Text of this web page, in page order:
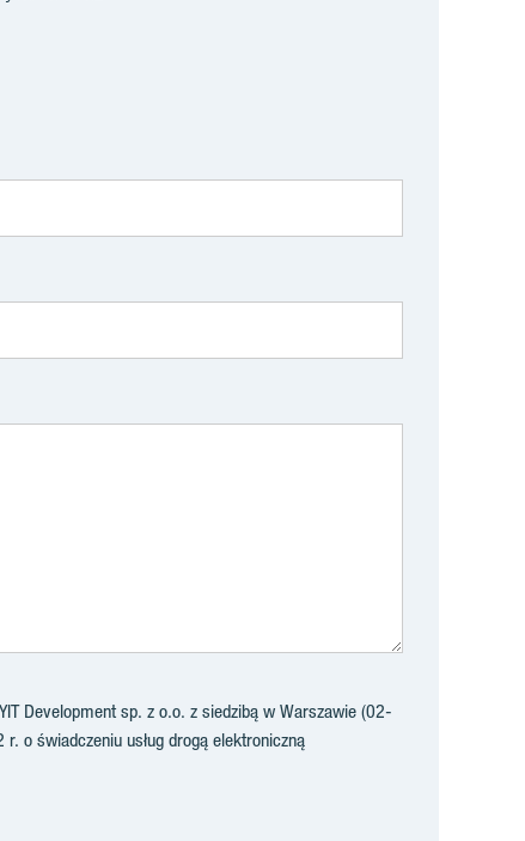
Development sp. z o.o. z siedzibą w Warszawie (02-
o świadczeniu usług drogą elektroniczną